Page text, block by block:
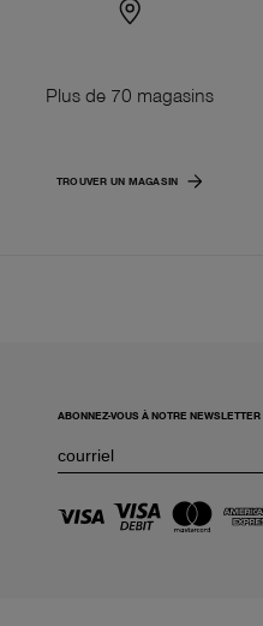
Plus de 70 magasins
TROUVER UN MAGASIN
ABONNEZ-VOUS À NOTRE NEWSLETTER